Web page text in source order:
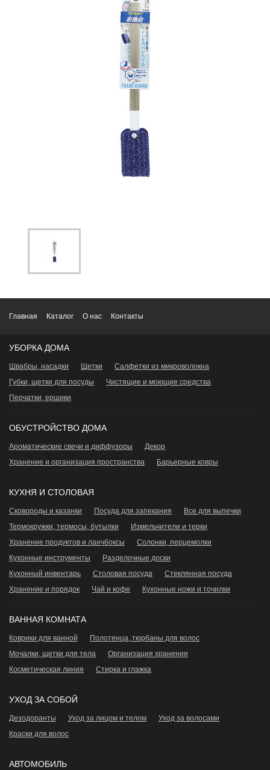
Главная Каталог О нас Контакты
УБОРКА ДОМА
Швабры, насадки Щетки
Салфетки из микроволокна
Губки, щетки для посуды
Чистящие и моющие средства
Перчатки, ершики
ОБУСТРОЙСТВО ДОМА
Ароматические свечи и диффузоры
Декор
Хранение и организация пространства
Барьерные ковры
КУХНЯ И СТОЛОВАЯ
Сковороды и казанки Посуда для запекания
Все для выпечки
Термокружки, термосы, бутылки
Измельчители и терки
Хранение продуктов и ланчбоксы
Сoлонки, перцемолки
Кухонные инструменты
Разделочные доски
Кухонный инвентарь
Столовая посуда
Стеклянная посуда
Хранение и порядок
Чай и кофе Кухонные ножи и точилки
ВАННАЯ КОМНАТА
Коврики для ванной
Полотенца, тюрбаны для волос
Мочалки, щетки для тела
Организация хранения
Косметическая линия
Стирка и глажка
УХОД ЗА СОБОЙ
Дезодоранты Уход за лицом и телом
Уход за волосами
Краски для волос
АВТОМОБИЛЬ